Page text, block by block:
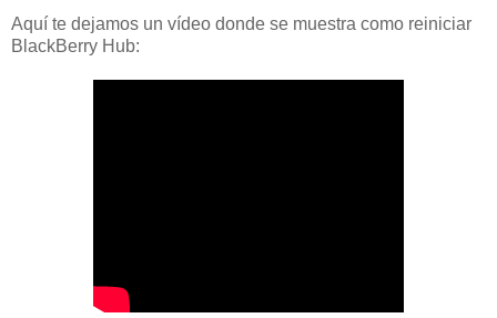
Aquí te dejamos un vídeo donde se muestra como reiniciar
BlackBerry Hub: